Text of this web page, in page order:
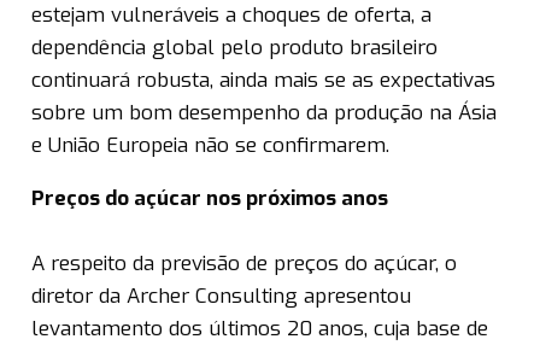
estejam vulneráveis a choques de oferta, a
dependência global pelo produto brasileiro
continuará robusta, ainda mais se as expectativas
sobre um bom desempenho da produção na Ásia
e União Europeia não se confirmarem.
Preços do açúcar nos próximos anos
A respeito da previsão de preços do açúcar, o
diretor da Archer Consulting apresentou
levantamento dos últimos 20 anos, cuja base de